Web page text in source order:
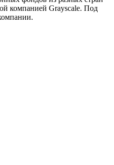
компанией Grayscale. Под